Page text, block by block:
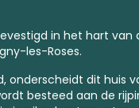
in het hart van
les-Roses.
onderscheidt dit huis
besteed aan de